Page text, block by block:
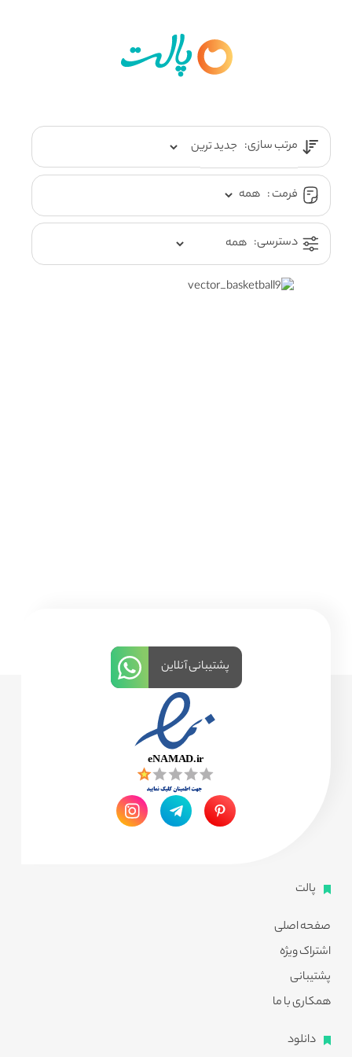
مرتب سازی:
فرمت :
دسترسی:
پالت
صفحه اصلی
اشتراک ویژه
پشتیبانی
همکاری با ما
دانلود
پشتیبانی آنلاین